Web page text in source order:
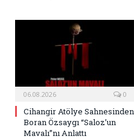
06.08.2026 0
Cihangir Atölye Sahnesinden
Boran Özsaygı “Saloz’un
Mavalı”nı Anlattı